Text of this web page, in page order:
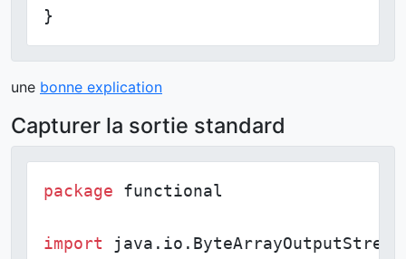
}
une bonne explication
Capturer la sortie standard
package functional
import